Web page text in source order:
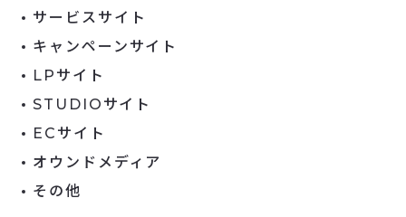
サービスサイト
キャンペーンサイト
LPサイト
STUDIOサイト
ECサイト
オウンドメディア
その他